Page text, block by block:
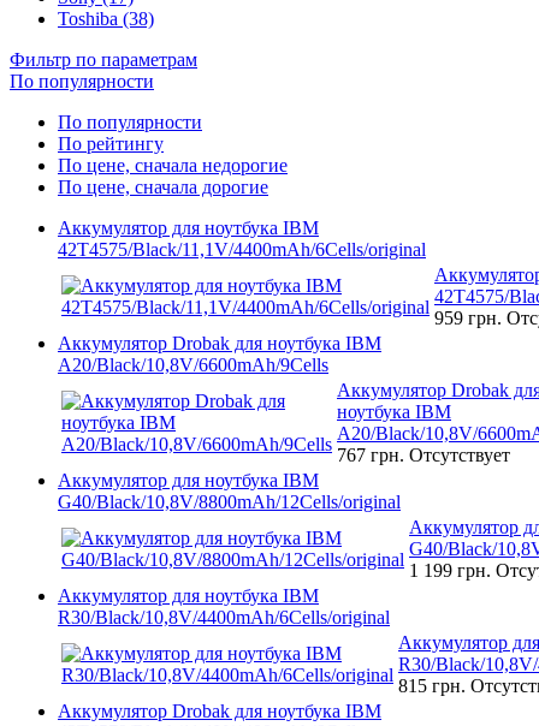
Toshiba (38)
Фильтр по параметрам
По популярности
По популярности
По рейтингу
По цене, сначала недорогие
По цене, сначала дорогие
Аккумулятор для ноутбука IBM
42T4575/Black/11,1V/4400mAh/6Cells/original
42T4575/
959 грн.
Аккумулятор Drobak для ноутбука IBM
A20/Black/10,8V/6600mAh/9Cells
Аккумулятор Drobak
ноутбука IBM
A20/Black/10,8V/
767 грн. Отсутствует
Аккумулятор для ноутбука IBM
G40/Black/10,8V/8800mAh/12Cells/original
Аккумулятор
G40/Black/
1 199 грн.
Аккумулятор для ноутбука IBM
R30/Black/10,8V/4400mAh/6Cells/original
Аккумулятор
R30/Black/
815 грн.
Аккумулятор Drobak для ноутбука IBM